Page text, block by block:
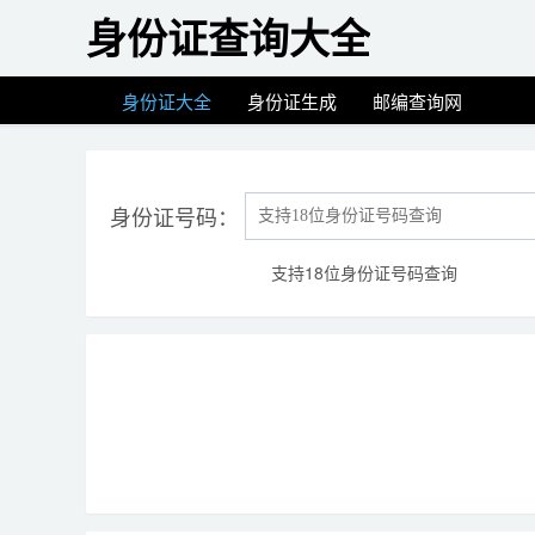
身份证查询大全
身份证大全 身份证生成 邮编查询网
身份证号码：
支持18位身份证号码查询